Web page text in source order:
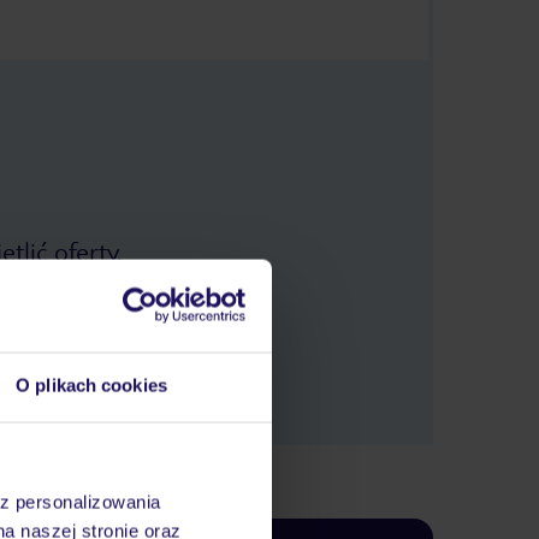
O plikach cookies
personalizowania
naszej stronie oraz
oferty.